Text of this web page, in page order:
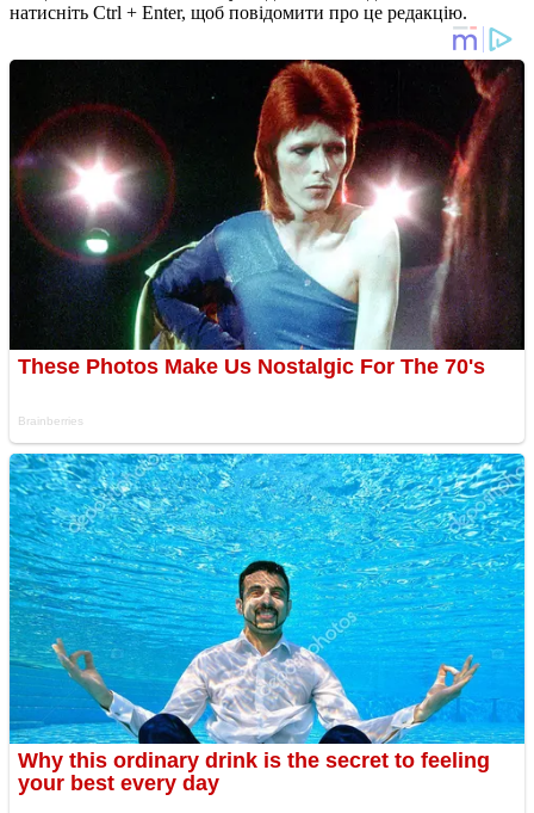
натисніть Ctrl + Enter, щоб повідомити про це редакцію.